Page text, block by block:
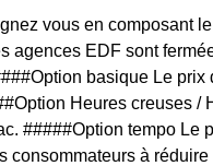
vous en composant
agences EDF sont
basique Le
Heures creuses
#####Option tempo
consommateurs à